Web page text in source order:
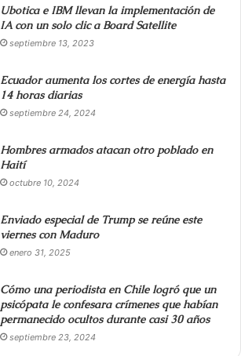
Ubotica e IBM llevan la implementación de
IA con un solo clic a Board Satellite
septiembre 13, 2023
Ecuador aumenta los cortes de energía hasta
14 horas diarias
septiembre 24, 2024
Hombres armados atacan otro poblado en
Haití
octubre 10, 2024
Enviado especial de Trump se reúne este
viernes con Maduro
enero 31, 2025
Cómo una periodista en Chile logró que un
psicópata le confesara crímenes que habían
permanecido ocultos durante casi 30 años
septiembre 23, 2024